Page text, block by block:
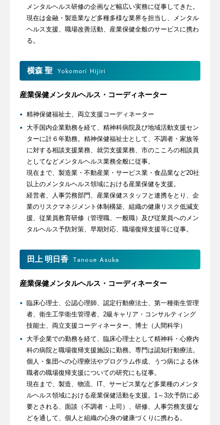
メンタルヘルス研修の企画など幅広い実務に従事してきた。
現在は金融・製造業など多種多様な業界を担当し、メンタル
ヘルス支援、職場改善活動、産業保健全般のサービスに携わ
る。
横森 聖 Yokomori Hijiri
産業保健メンタルヘルス・コーディネーター
精神保健福祉士、両立支援コーディネーター
大手国内企業勤務を経て、精神科病院及び地域活動支援セン
ターに計６年勤務。精神保健福祉士として、不調者・家族等
に対する相談支援業務、就労支援業務、市のこころの相談員
としてなどメンタルヘルス業務全般に従事。
現在まで、製造業・不動産業・サービス業・食品業など20社
以上のメンタルヘルス領域における産業保健を支援。
経営者、人事労務部門、産業保健スタッフと連携をとり、企
業のリスクマネジメント体制構築、組織の健康リスク低減支
援、従業員教育研修（管理職、一般職）及び従業員へのメン
タルヘルス予防対策、早期対応、職場復帰支援等に従事。
田上 明日香 Tanoue Asuka
産業保健メンタルヘルス・コーディネーター
臨床心理士、公認心理師、認定行動療法士、第一種衛生管理
者、衛生工学衛生管理者、2級キャリア・コンサルティング
技能士、両立支援コーディネーター、博士（人間科学）
大手企業での勤務を経て、臨床心理士として精神科・心療内
科の病院と職場復帰支援施設に勤務。専門は認知行動療法。
個人・集団への心理療法やプログラム作成、うつ病による休
職者の職場復帰支援についての研究にも従事。
現在まで、製造、物流、IT、サービス業など多業種のメンタ
ルヘルス領域における産業保健活動を支援。1～3次予防に必
要とされる、面談（不調者・上司）、研修、人事労務支援な
どを通して、個人と組織の心身の健康づくりに携わる。